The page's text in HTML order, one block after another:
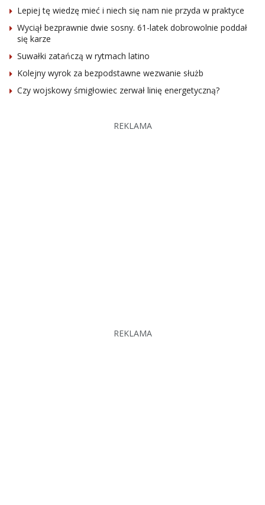
Lepiej tę wiedzę mieć i niech się nam nie przyda w praktyce
Wyciął bezprawnie dwie sosny. 61-latek dobrowolnie poddał
się karze
Suwałki zatańczą w rytmach latino
Kolejny wyrok za bezpodstawne wezwanie służb
Czy wojskowy śmigłowiec zerwał linię energetyczną?
REKLAMA
REKLAMA